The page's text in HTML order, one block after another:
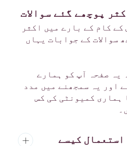
پوچھے گئے سوالات
کام کے بارے میں اکثر
سوالات کے جوابات یہاں
یہ صفحہ آپ کو ہمارے
اور یہ سمجھنے میں مدد
ہماری کمیونٹی کی کس
کیسے